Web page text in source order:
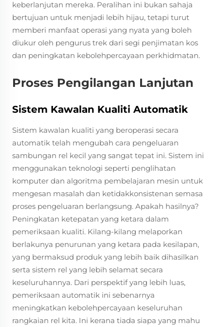
keberlanjutan mereka. Peralihan ini bukan sahaja
bertujuan untuk menjadi lebih hijau, tetapi turut
memberi manfaat operasi yang nyata yang boleh
diukur oleh pengurus trek dari segi penjimatan kos
dan peningkatan kebolehpercayaan perkhidmatan.
Proses Pengilangan Lanjutan
Sistem Kawalan Kualiti Automatik
Sistem kawalan kualiti yang beroperasi secara
automatik telah mengubah cara pengeluaran
sambungan rel kecil yang sangat tepat ini. Sistem ini
menggunakan teknologi seperti penglihatan
komputer dan algoritma pembelajaran mesin untuk
mengesan masalah dan ketidakkonsistenan semasa
proses pengeluaran berlangsung. Apakah hasilnya?
Peningkatan ketepatan yang ketara dalam
pemeriksaan kualiti. Kilang-kilang melaporkan
berlakunya penurunan yang ketara pada kesilapan,
yang bermaksud produk yang lebih baik dihasilkan
serta sistem rel yang lebih selamat secara
keseluruhannya. Dari perspektif yang lebih luas,
pemeriksaan automatik ini sebenarnya
meningkatkan kebolehpercayaan keseluruhan
rangkaian rel kita. Ini kerana tiada siapa yang mahu